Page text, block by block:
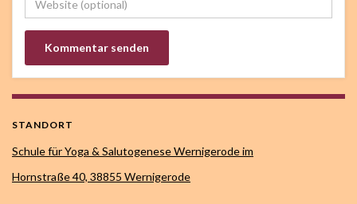
STANDORT
Schule für Yoga & Salutogenese Wernigerode im
Hornstraße 40, 38855 Wernigerode